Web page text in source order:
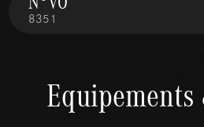
8351